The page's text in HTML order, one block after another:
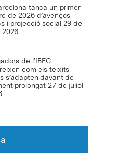
tanca un primer
de 2026 d’avenços
i projecció social 29 de
2026
de l’IBEC
com els teixits
s’adapten davant de
prolongat 27 de juliol